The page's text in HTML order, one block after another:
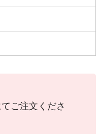
ご注文くださ